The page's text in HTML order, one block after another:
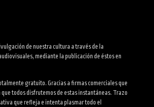
de nuestra cultura a través de la
mediante la publicación de éstos en
gratuito. Gracias a firmas comerciales que
que todos disfrutemos de estas instantáneas. Trazo
que refleja e intenta plasmar todo el